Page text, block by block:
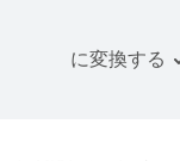
に変換する
画像